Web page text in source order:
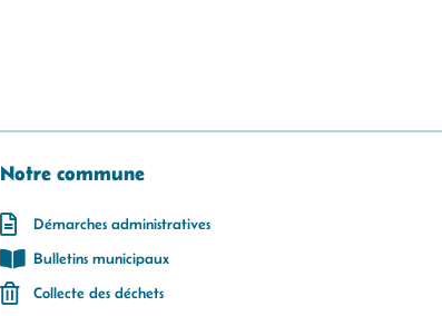
Notre commune
Démarches administratives
Bulletins municipaux
Collecte des déchets